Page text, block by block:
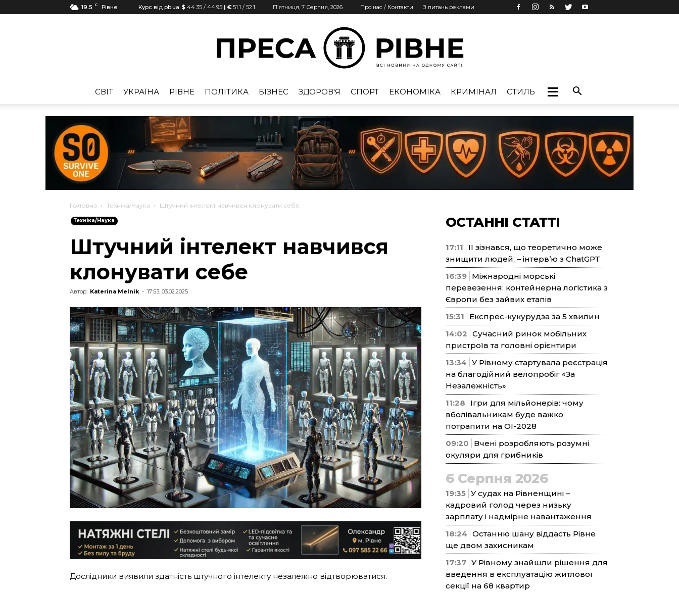
19.5 C Рівне Курс від pb.ua: $ 44.35 / 44.95 | € 51.1 / 52.1 П’ятниця, 7 Серпня, 2026 Про нас / Контакти З питань реклами
Рівне
CВІТ УКРАЇНА РІВНЕ ПОЛІТИКА БІЗНЕС ЗДОРОВ'Я СПОРТ ЕКОНОМІКА КРИМІНАЛ СТИЛЬ
Головна Техніка/Наука Штучний інтелект навчився клонувати себе
Техніка/Наука
Штучний інтелект навчився
клонувати себе
Автор: Katerina Melnik - 17:53, 03.02.2025
Дослідники виявили здатність штучного інтелекту незалежно відтворюватися.
ОСТАННІ СТАТТІ
17:11
ІІ зізнався, що теоретично може
знищити людей, – інтерв’ю з ChatGPT
16:39 Міжнародні морські
перевезення: контейнерна логістика з
Європи без зайвих етапів
15:31
Експрес-кукурудза за 5 хвилин
14:02 Сучасний ринок мобільних
пристроїв та головні орієнтири
13:34 У Рівному стартувала реєстрація
на благодійний велопробіг «За
Незалежність»
11:28
Ігри для мільйонерів: чому
вболівальникам буде важко
потрапити на ОІ-2028
09:20
Вчені розробляють розумні
окуляри для грибників
6 Серпня 2026
19:35 У судах на Рівненщині –
кадровий голод через низьку
зарплату і надмірне навантаження
18:24 Останню шану віддасть Рівне
ще двом захисникам
17:37 У Рівному знайшли рішення для
введення в експлуатацію житлової
секції на 68 квартир